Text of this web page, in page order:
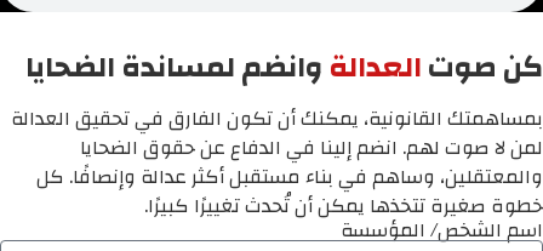
كن صوتالعدالةوانضم لمساندة الضحايا
بمساهمتك القانونية، يمكنك أن تكون الفارق في تحقيق العدالة
لمن لا صوت لهم. انضم إلينا في الدفاع عن حقوق الضحايا
والمعتقلين، وساهم في بناء مستقبل أكثر عدالة وإنصافًا. كل
خطوة صغيرة تتخذها يمكن أن تُحدث تغييرًا كبيرًا.
اسم الشخص/ المؤسسة